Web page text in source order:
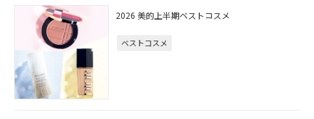
2026 美的上半期ベストコスメ
ベストコスメ